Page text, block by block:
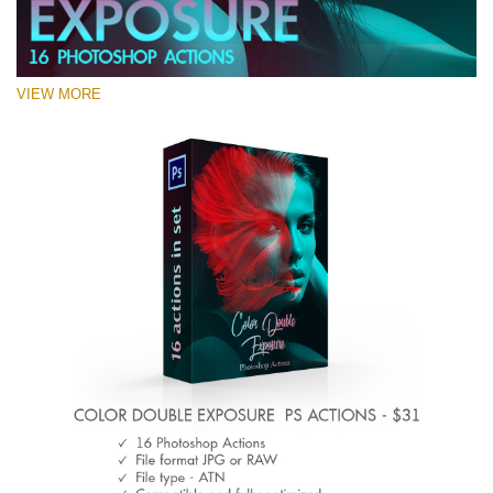
VIEW MORE